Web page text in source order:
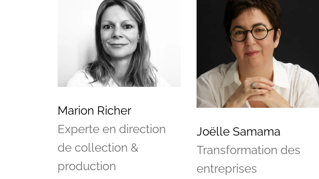
Marion Richer
Experte en direction
de collection &
production
Joëlle Samama
Transformation des
entreprises